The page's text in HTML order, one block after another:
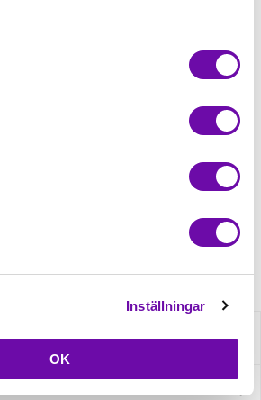
Inställningar
OK